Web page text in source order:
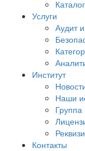
Услуги
Аудит
Институт
Наши
Контакты